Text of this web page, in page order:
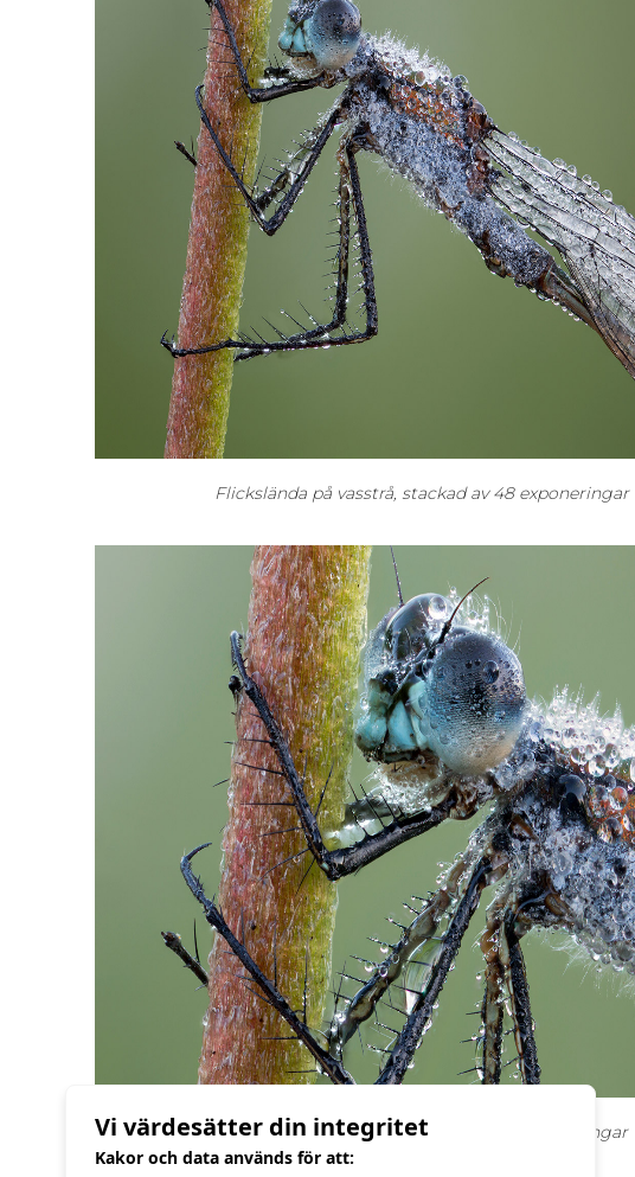
Flickslända på vasstrå, stackad av 48 exponeringar
Flickslända på vasstrå, stackad av 39 exponeringar
Vi värdesätter din integritet
Kakor och data används för att: